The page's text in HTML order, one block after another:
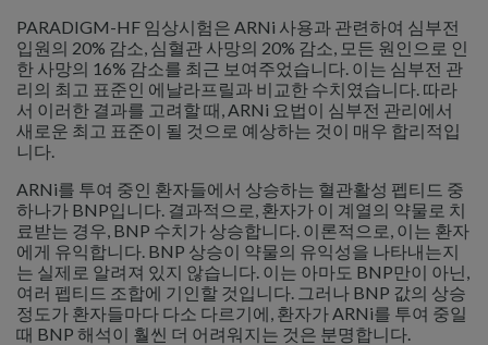
PARADIGM-HF 임상시험은 ARNi 사용과 관련하여 심부전
입원의 20% 감소, 심혈관 사망의 20% 감소, 모든 원인으로 인
한 사망의 16% 감소를 최근 보여주었습니다. 이는 심부전 관
리의 최고 표준인 에날라프릴과 비교한 수치였습니다. 따라
서 이러한 결과를 고려할 때, ARNi 요법이 심부전 관리에서
새로운 최고 표준이 될 것으로 예상하는 것이 매우 합리적입
니다.
ARNi를 투여 중인 환자들에서 상승하는 혈관활성 펩티드 중
하나가 BNP입니다. 결과적으로, 환자가 이 계열의 약물로 치
료받는 경우, BNP 수치가 상승합니다. 이론적으로, 이는 환자
에게 유익합니다. BNP 상승이 약물의 유익성을 나타내는지
는 실제로 알려져 있지 않습니다. 이는 아마도 BNP만이 아닌,
여러 펩티드 조합에 기인할 것입니다. 그러나 BNP 값의 상승
정도가 환자들마다 다소 다르기에, 환자가 ARNi를 투여 중일
때 BNP 해석이 훨씬 더 어려워지는 것은 분명합니다.